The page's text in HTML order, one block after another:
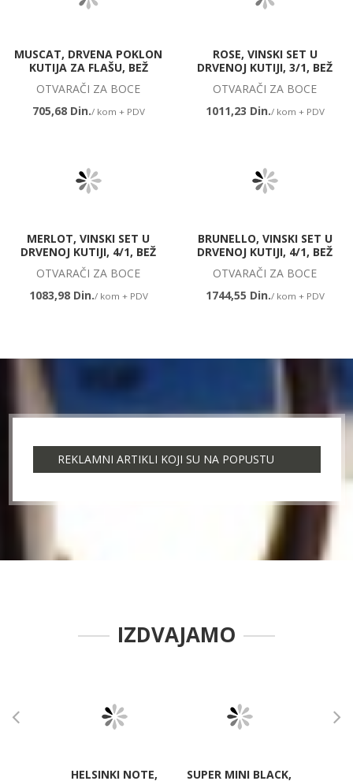
MUSCAT, DRVENA POKLON
KUTIJA ZA FLAŠU, BEŽ
OTVARAČI ZA BOCE
705,68 Din./ kom + PDV
ROSE, VINSKI SET U
DRVENOJ KUTIJI, 3/1, BEŽ
OTVARAČI ZA BOCE
1011,23 Din./ kom + PDV
MERLOT, VINSKI SET U
DRVENOJ KUTIJI, 4/1, BEŽ
OTVARAČI ZA BOCE
1083,98 Din./ kom + PDV
BRUNELLO, VINSKI SET U
DRVENOJ KUTIJI, 4/1, BEŽ
OTVARAČI ZA BOCE
1744,55 Din./ kom + PDV
REKLAMNI ARTIKLI KOJI SU NA POPUSTU
IZDVAJAMO
HELSINKI NOTE,
SUPER MINI BLACK,